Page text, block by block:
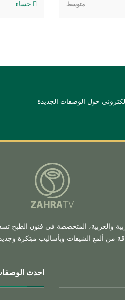
متوسط حساء
حول الوصفات الجديدة
والعربية، المتخصصة في فنون الطبخ
من ألمع الشيفات وبأساليب مبتكرة
احدث